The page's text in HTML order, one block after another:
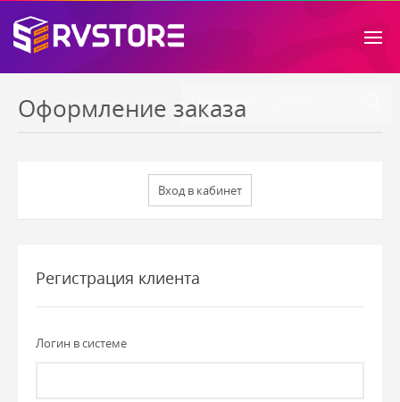
Оформление заказа
Регистрация клиента
Логин в системе